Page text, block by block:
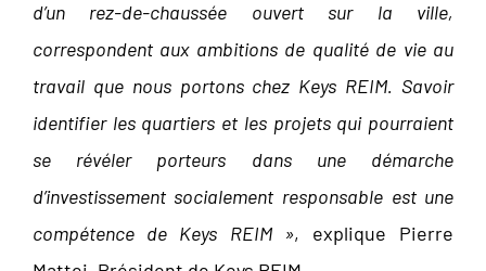
d’un rez-de-chaussée ouvert sur la ville,
correspondent aux ambitions de qualité de vie au
travail que nous portons chez Keys REIM. Savoir
identifier les quartiers et les projets qui pourraient
se révéler porteurs dans une démarche
d’investissement socialement responsable est une
compétence de Keys REIM », explique Pierre